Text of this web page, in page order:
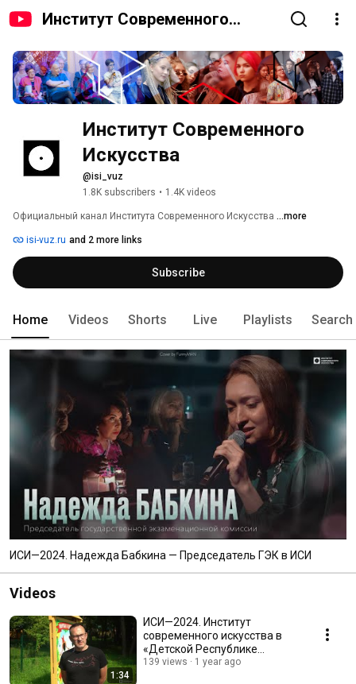
Институт Современного
Институт Современного
Искусства
@isi_vuz
1.8K subscribers • 1.4K videos
Официальный канал Института Современного Искусства ...more
isi-vuz.ru and 2 more links
Subscribe
Home Videos Shorts Live Playlists Search
ИСИ—2024. Надежда Бабкина — Председатель ГЭК в ИСИ
Videos
1:34
ИСИ—2024. Институт
современного искусства в
«Детской Республике
Поленово»
139 views 1 year ago